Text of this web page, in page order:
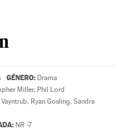
GÉNERO: Drama
Miller, Phil Lord
, Ryan Gosling, Sandra
NR -7